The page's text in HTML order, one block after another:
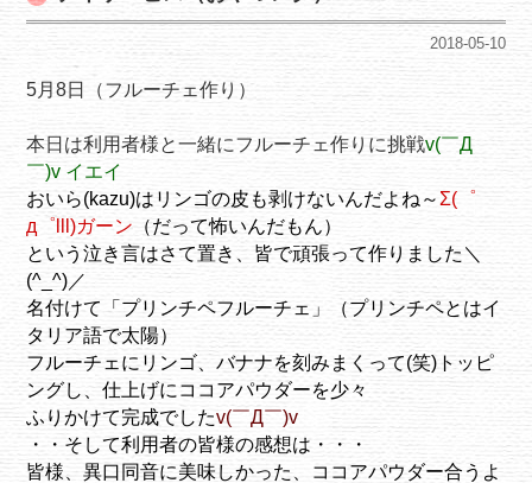
2018-05-10
5月8日（フルーチェ作り）
本日は利用者様と一緒にフルーチェ作りに挑戦v(￣Д
￣)v イエイ
おいら(kazu)はリンゴの皮も剥けないんだよね～ Σ(゜
д゜lll)ガーン （だって怖いんだもん）
という泣き言はさて置き、皆で頑張って作りました＼
(^_^)／
名付けて「プリンチペフルーチェ」（プリンチペとはイ
タリア語で太陽）
フルーチェにリンゴ、バナナを刻みまくって(笑)トッピ
ングし、仕上げにココアパウダーを少々
ふりかけて完成でしたv(￣Д￣)v
・・そして利用者の皆様の感想は・・・
皆様、異口同音に美味しかった、ココアパウダー合うよ